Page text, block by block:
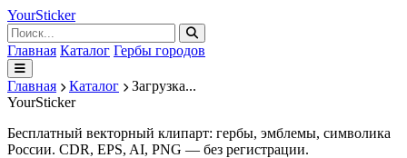
YourSticker
Главная Каталог Гербы городов
Главная Каталог
Загрузка...
YourSticker
Бесплатный векторный клипарт: гербы, эмблемы, символика
России. CDR, EPS, AI, PNG — без регистрации.